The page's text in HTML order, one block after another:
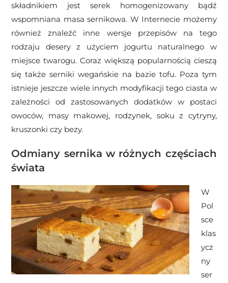
składnikiem jest serek homogenizowany bądź
wspomniana masa sernikowa. W Internecie możemy
również znaleźć inne wersje przepisów na tego
rodzaju desery z użyciem jogurtu naturalnego w
miejsce twarogu. Coraz większą popularnością cieszą
się także serniki wegańskie na bazie tofu. Poza tym
istnieje jeszcze wiele innych modyfikacji tego ciasta w
zależności od zastosowanych dodatków w postaci
owoców, masy makowej, rodzynek, soku z cytryny,
kruszonki czy bezy.
Odmiany sernika w różnych częściach
świata
W
Pol
sce
klas
ycz
ny
ser